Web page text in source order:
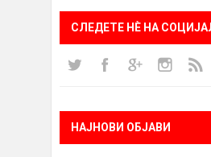
СЛЕДЕТЕ НÈ НА
НАЈНОВИ ОБЈАВИ